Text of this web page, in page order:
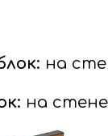
на
на